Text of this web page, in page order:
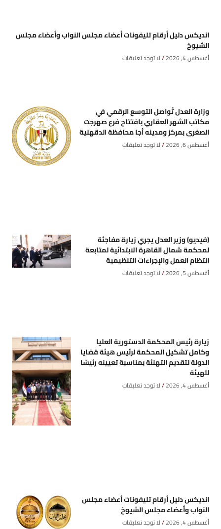
انديكس دليل أرقام تليفونات أعضاء مجلس النواب وأعضاء مجلس
الشيوخ
أغسطس 4, 2026 لا توجد تعليقات
وزارة العدل تُواصل التوسع الرقمي في
مكاتب الشهر العقاري بافتتاح فرع صهرجت
الصغرى بمركز ومدينه أجا محافظة الدقهلية
أغسطس 6, 2026 لا توجد تعليقات
(فيديو) وزير العدل يجري زيارة مفاجئة
لمحكمة شمال القاهرة الابتدائية لمتابعة
انتظام العمل والإجراءات التنظيمية
أغسطس 5, 2026 لا توجد تعليقات
زيارة رئيس المحكمة الدستورية العليا
وكامل تشكيل المحكمة لرئيس هيئة قضايا
الدولة لتقديم التهنئة بمناسبة تعيينه رئيسًا
للهيئة
أغسطس 4, 2026 لا توجد تعليقات
انديكس دليل أرقام تليفونات أعضاء مجلس
النواب وأعضاء مجلس الشيوخ
أغسطس 4, 2026 لا توجد تعليقات